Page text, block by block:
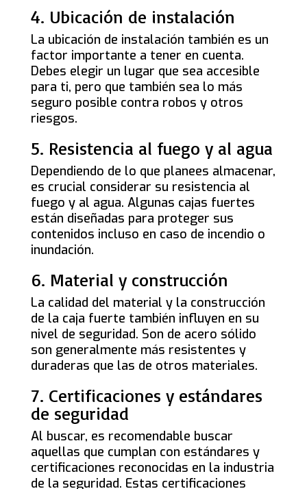
4. Ubicación de instalación
La ubicación de instalación también es un
factor importante a tener en cuenta.
Debes elegir un lugar que sea accesible
para ti, pero que también sea lo más
seguro posible contra robos y otros
riesgos.
5. Resistencia al fuego y al agua
Dependiendo de lo que planees almacenar,
es crucial considerar su resistencia al
fuego y al agua. Algunas cajas fuertes
están diseñadas para proteger sus
contenidos incluso en caso de incendio o
inundación.
6. Material y construcción
La calidad del material y la construcción
de la caja fuerte también influyen en su
nivel de seguridad. Son de acero sólido
son generalmente más resistentes y
duraderas que las de otros materiales.
7. Certificaciones y estándares
de seguridad
Al buscar, es recomendable buscar
aquellas que cumplan con estándares y
certificaciones reconocidas en la industria
de la seguridad. Estas certificaciones